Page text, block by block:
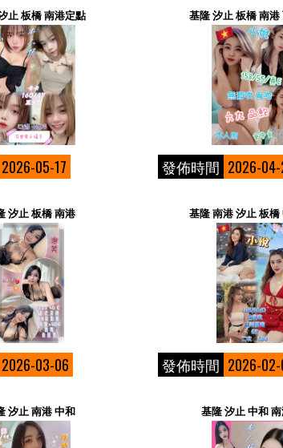
止 板橋 南港定點
2026-05-17
基隆 汐止 板橋 南
發佈時間 2026-
汐止 板橋 南港
2026-03-06
基隆 南港 汐止 板
發佈時間 2026-
汐止 南港 中和 基隆 汐止 中和